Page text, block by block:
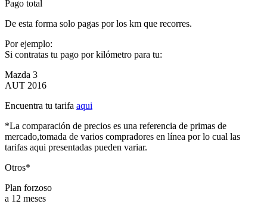
Pago total
De esta forma solo pagas por los km que recorres.
Por ejemplo:
Si contratas tu pago por kilómetro para tu:
Mazda 3
AUT 2016
Encuentra tu tarifa aqui
*La comparación de precios es una referencia de primas de
mercado,tomada de varios compradores en línea por lo cual las
tarifas aqui presentadas pueden variar.
Otros*
Plan forzoso
a 12 meses